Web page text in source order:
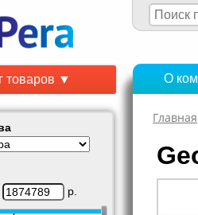
товаров ▼
р.
О
Главная